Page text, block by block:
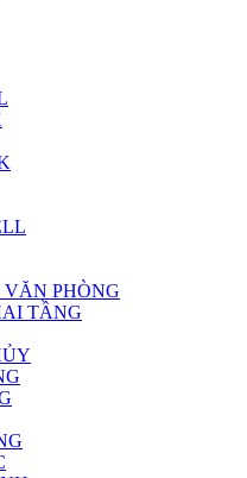
VĂN PHÒNG
TẦNG